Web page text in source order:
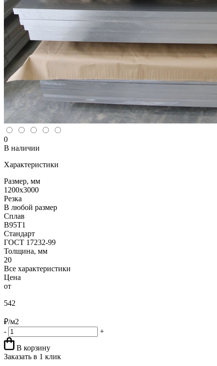
0
В наличии
Характеристики
Размер, мм
1200x3000
Резка
В любой размер
Сплав
В95Т1
Стандарт
ГОСТ 17232-99
Толщина, мм
20
Все характеристики
Цена
от
542
₽/м2
-
+
В корзину
Заказать в 1 клик